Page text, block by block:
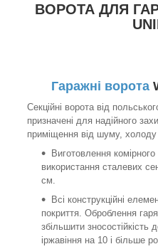
ВОРОТА ДЛЯ
Гаражні ворота
Секційні ворота від
призначені для надійного
приміщення від шуму, холоду
Виготовлення
використання сталевих
см.
Всі конструкційні
покриття. Оброблення
збільшити зносостійкість
іржавіння на 10 і більше